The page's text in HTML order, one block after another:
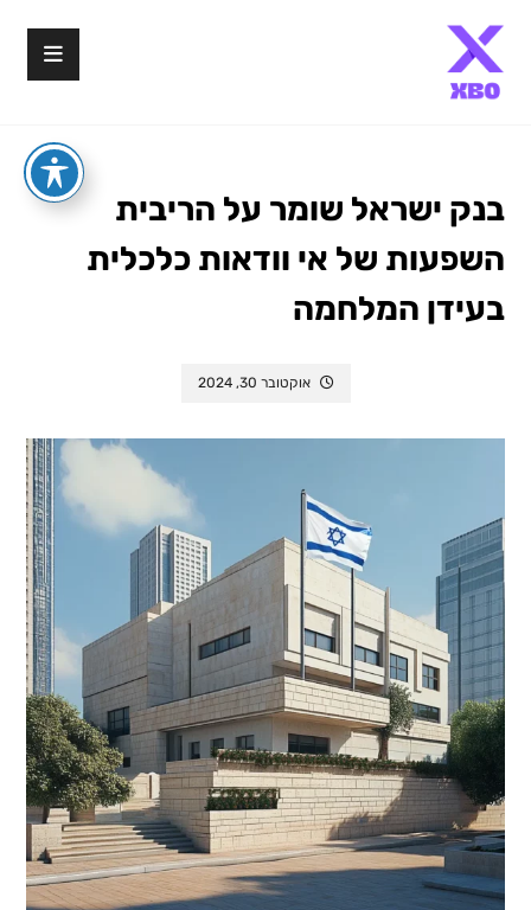
בנק ישראל שומר על הריבית
השפעות של אי וודאות כלכלית
בעידן המלחמה
אוקטובר 30, 2024